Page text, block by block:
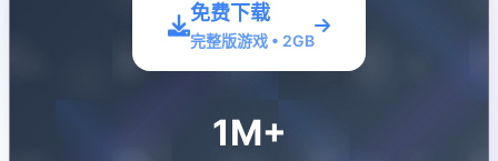
免费下载
完整版游戏 • 2GB
1M+